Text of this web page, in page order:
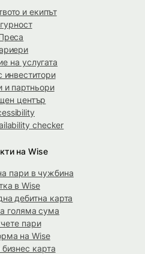
и екипът
на услугата
инвеститори
и партньори
център
checker
на Wise
пари в чужбина
в Wise
дебитна карта
голяма сума
пари
на Wise
карта